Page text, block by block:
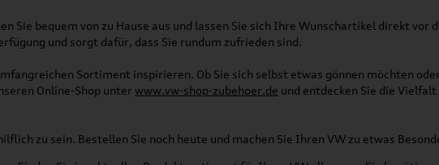
Sie bequem von zu Hause aus und lassen Sie sich Ihre Wunschartikel direkt vor
und sorgt dafür, dass Sie rundum zufrieden sind.
Sortiment inspirieren. Ob Sie sich selbst etwas gönnen möchten
Online-Shop unter www.vw-shop-zubehoer.de und entdecken Sie die
zu sein. Bestellen Sie noch heute und machen Sie Ihren VW zu etwas